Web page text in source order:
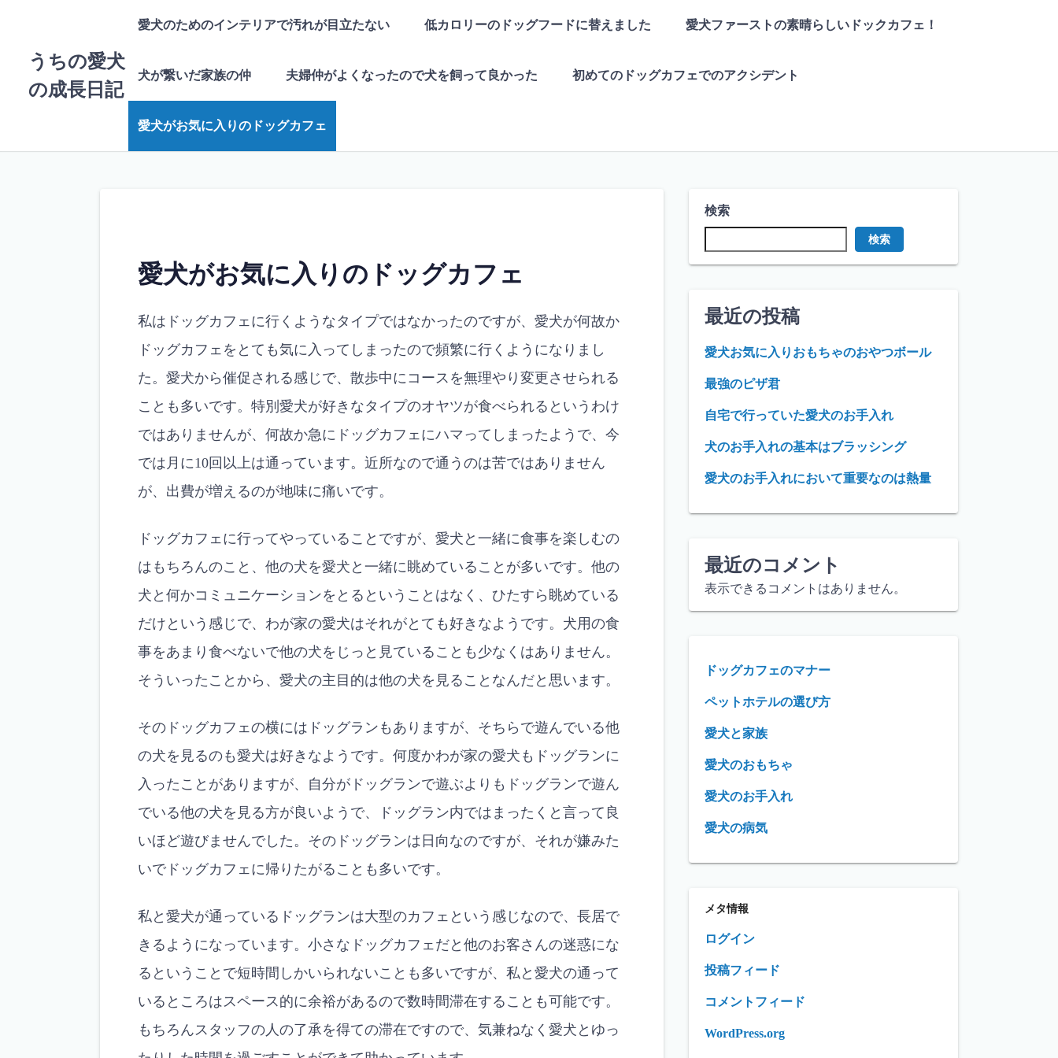
うちの愛犬
の成長日記
愛犬のためのインテリアで汚れが目立たない 低カロリーのドッグフードに替えました 愛犬ファーストの素晴らしいドックカフェ！
犬が繋いだ家族の仲 夫婦仲がよくなったので犬を飼って良かった 初めてのドッグカフェでのアクシデント
愛犬がお気に入りのドッグカフェ
愛犬がお気に入りのドッグカフェ
私はドッグカフェに行くようなタイプではなかったのですが、愛犬が何故か
ドッグカフェをとても気に入ってしまったので頻繁に行くようになりまし
た。愛犬から催促される感じで、散歩中にコースを無理やり変更させられる
ことも多いです。特別愛犬が好きなタイプのオヤツが食べられるというわけ
ではありませんが、何故か急にドッグカフェにハマってしまったようで、今
では月に10回以上は通っています。近所なので通うのは苦ではありません
が、出費が増えるのが地味に痛いです。
ドッグカフェに行ってやっていることですが、愛犬と一緒に食事を楽しむの
はもちろんのこと、他の犬を愛犬と一緒に眺めていることが多いです。他の
犬と何かコミュニケーションをとるということはなく、ひたすら眺めている
だけという感じで、わが家の愛犬はそれがとても好きなようです。犬用の食
事をあまり食べないで他の犬をじっと見ていることも少なくはありません。
そういったことから、愛犬の主目的は他の犬を見ることなんだと思います。
そのドッグカフェの横にはドッグランもありますが、そちらで遊んでいる他
の犬を見るのも愛犬は好きなようです。何度かわが家の愛犬もドッグランに
入ったことがありますが、自分がドッグランで遊ぶよりもドッグランで遊ん
でいる他の犬を見る方が良いようで、ドッグラン内ではまったくと言って良
いほど遊びませんでした。そのドッグランは日向なのですが、それが嫌みた
いでドッグカフェに帰りたがることも多いです。
私と愛犬が通っているドッグランは大型のカフェという感じなので、長居で
きるようになっています。小さなドッグカフェだと他のお客さんの迷惑にな
るということで短時間しかいられないことも多いですが、私と愛犬の通って
いるところはスペース的に余裕があるので数時間滞在することも可能です。
もちろんスタッフの人の了承を得ての滞在ですので、気兼ねなく愛犬とゆっ
検索
検索
最近の投稿
愛犬お気に入りおもちゃのおやつボール
最強のピザ君
自宅で行っていた愛犬のお手入れ
犬のお手入れの基本はブラッシング
愛犬のお手入れにおいて重要なのは熱量
最近のコメント
表示できるコメントはありません。
ドッグカフェのマナー
ペットホテルの選び方
愛犬と家族
愛犬のおもちゃ
愛犬のお手入れ
愛犬の病気
メタ情報
ログイン
投稿フィード
コメントフィード
WordPress.org